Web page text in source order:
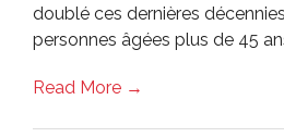
doublé ces dernières
personnes âgées plus de 45
Read More →